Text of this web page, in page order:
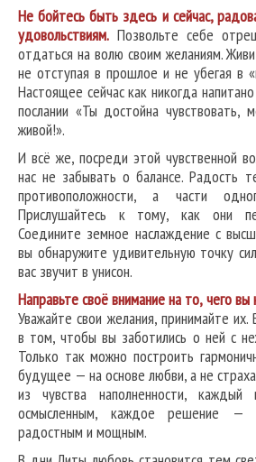
Не бойтесь быть здесь и сейчас,
удовольствиям. Позвольте себе
отдаться на волю своим желаниям.
не отступая в прошлое и не убегая в
Настоящее сейчас как никогда
послании «Ты достойна чувствовать,
живой!».
И всё же, посреди этой чувственной
нас не забывать о балансе.
противоположности, а части
Прислушайтесь к тому, как они
Соедините земное наслаждение с
вы обнаружите удивительную точку
вас звучит в унисон.
Направьте своё внимание на то, чего
Уважайте свои желания, принимайте
в том, чтобы вы заботились о ней с
Только так можно построить
будущее — на основе любви, а не
из чувства наполненности,
осмысленным, каждое решение
радостным и мощным.